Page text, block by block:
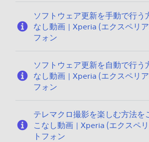
ソフトウェア更新を手動で行う
なし動画 | Xperia (エクスペリ
フォン
ソフトウェア更新を自動で行う
なし動画 | Xperia (エクスペリ
フォン
テレマクロ撮影を楽しむ方法を
こなし動画 | Xperia (エクスペ
トフォン